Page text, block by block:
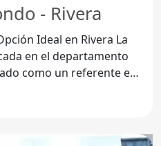
- Rivera
Ideal en Rivera La
en el departamento
como un referente en